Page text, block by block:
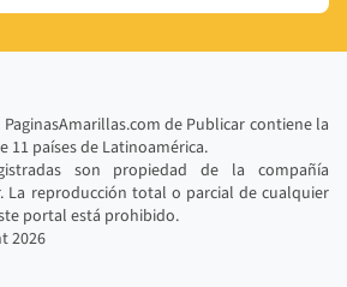
de Publicar contiene la
11 países de Latinoamérica.
son propiedad de la compañía
La reproducción total o parcial de cualquier
portal está prohibido.
2026